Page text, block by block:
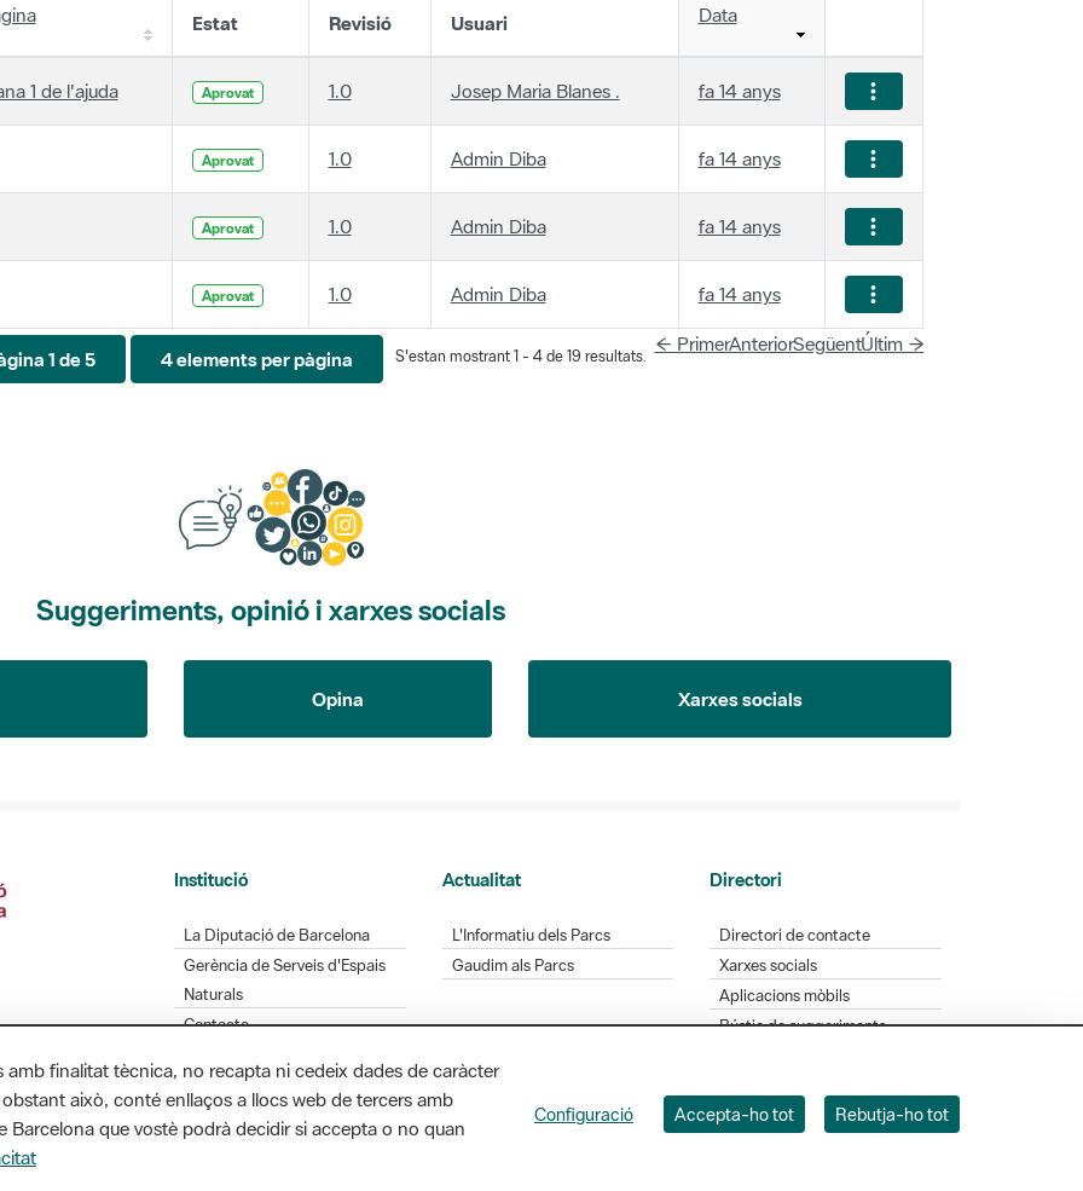
Estat Revisió Usuari Data
1 de l'ajuda Aprovat 1.0 Josep Maria Blanes . fa 14 anys
Aprovat 1.0 Admin Diba fa 14 anys
Aprovat 1.0 Admin Diba fa 14 anys
Aprovat 1.0 Admin Diba fa 14 anys
1 de 5 4 elements per pàgina S'estan mostrant 1 - 4 de 19 resultats.
← PrimerAnteriorSegüentÚltim →
Suggeriments, opinió i xarxes socials
Opina Xarxes socials
Institució
La Diputació de Barcelona
Gerència de Serveis d'Espais
Naturals
Contacte
Actualitat
L'Informatiu dels Parcs
Gaudim als Parcs
Directori
Directori de contacte
Xarxes socials
Aplicacions mòbils
Bústia de suggeriments
Diputació de Barcelona. Edifici Llacuna, 1a planta. Badajoz, 49. 08005 Barcelona. Tel. 934 022 428
finalitat tècnica, no recapta ni cedeix dades de caràcter
això, conté enllaços a llocs web de tercers amb
Barcelona que vostè podrà decidir si accepta o no quan
Configuració Accepta-ho tot Rebutja-ho tot